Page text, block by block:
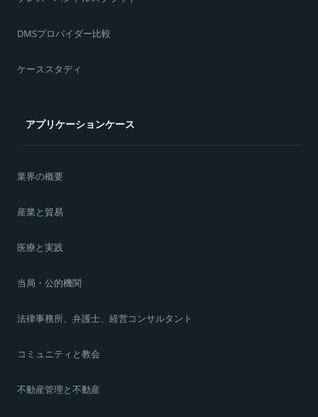
DMSプロバイダー比較
ケーススタディ
アプリケーションケース
業界の概要
産業と貿易
医療と実践
当局・公的機関
法律事務所、弁護士、経営コンサルタント
コミュニティと教会
不動産管理と不動産